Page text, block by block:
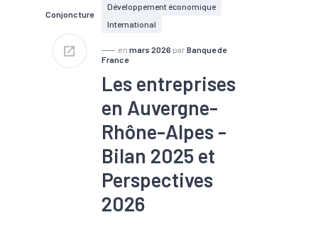
Conjoncture
Développement économique
International
en mars 2026 par Banque de
France
Les entreprises
en Auvergne-
Rhône-Alpes -
Bilan 2025 et
Perspectives
2026